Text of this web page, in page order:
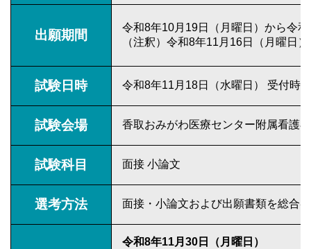
出願期間
令和8年10月19日（月曜日）から令
（注釈）令和8年11月16日（月曜日
試験日時 令和8年11月18日（水曜日） 受付
試験会場 香取おみがわ医療センター附属看護
試験科目 面接 小論文
選考方法 面接・小論文および出願書類を総合
令和8年11月30日（月曜日）